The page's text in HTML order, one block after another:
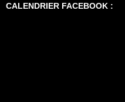
CALENDRIER FACEBOOK :